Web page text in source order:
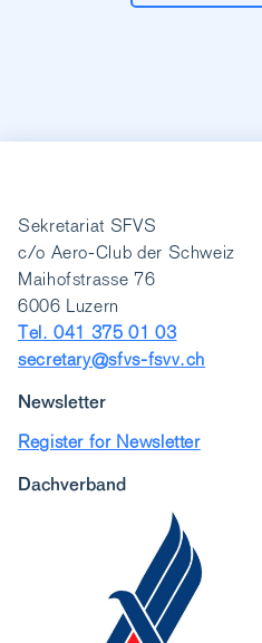
Sekretariat SFVS
c/o Aero-Club der Schweiz
Maihofstrasse 76
6006 Luzern
Tel. 041 375 01 03
secretary@sfvs-fsvv.ch
Newsletter
Register for Newsletter
Dachverband